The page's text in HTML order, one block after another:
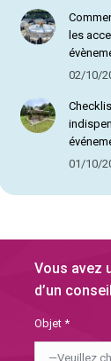
les
02/10/
01/10/
Vous avez
d’un
Objet *